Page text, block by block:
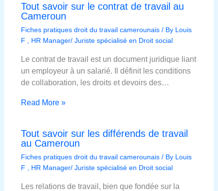
Tout savoir sur le contrat de travail au
Cameroun
Fiches pratiques droit du travail camerounais/ By Louis
F , HR Manager/ Juriste spécialisé en Droit social
Le contrat de travail est un document juridique liant
un employeur à un salarié. Il définit les conditions
de collaboration, les droits et devoirs des…
Read More »
Tout savoir sur les différends de travail
au Cameroun
Fiches pratiques droit du travail camerounais/ By Louis
F , HR Manager/ Juriste spécialisé en Droit social
Les relations de travail, bien que fondée sur la